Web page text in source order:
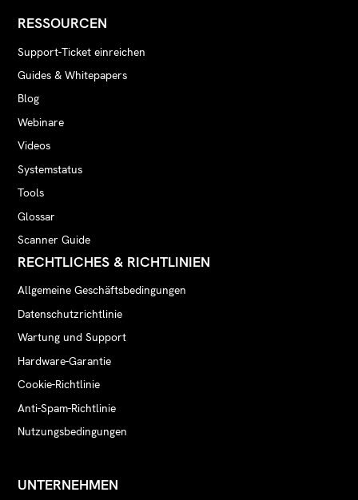
RESSOURCEN
Support-Ticket einreichen
Guides & Whitepapers
Blog
Webinare
Videos
Systemstatus
Tools
Glossar
Scanner Guide
RECHTLICHES & RICHTLINIEN
Allgemeine Geschäftsbedingungen
Datenschutzrichtlinie
Wartung und Support
Hardware-Garantie
Cookie-Richtlinie
Anti-Spam-Richtlinie
Nutzungsbedingungen
UNTERNEHMEN